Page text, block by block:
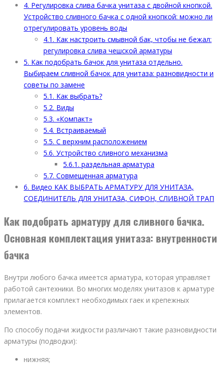
4. Регулировка слива бачка унитаза с двойной кнопкой.
Устройство сливного бачка с одной кнопкой: можно ли
отрегулировать уровень воды
4.1. Как настроить смывной бак, чтобы не бежал:
регулировка слива чешской арматуры
5. Как подобрать бачок для унитаза отдельно.
Выбираем сливной бачок для унитаза: разновидности и
советы по замене
5.1. Как выбрать?
5.2. Виды
5.3. «Компакт»
5.4. Встраиваемый
5.5. С верхним расположением
5.6. Устройство сливного механизма
5.6.1. раздельная арматура
5.7. Совмещенная арматура
6. Видео КАК ВЫБРАТЬ АРМАТУРУ ДЛЯ УНИТАЗА,
СОЕДИНИТЕЛЬ ДЛЯ УНИТАЗА, СИФОН, СЛИВНОЙ ТРАП
Как подобрать арматуру для сливного бачка.
Основная комплектация унитаза: внутренности
бачка
Внутри любого бачка имеется арматура, которая управляет
работой сантехники. Во многих моделях унитазов к арматуре
прилагается комплект необходимых гаек и крепежных
элементов.
По способу подачи жидкости различают такие разновидности
арматуры (подводки):
нижняя;